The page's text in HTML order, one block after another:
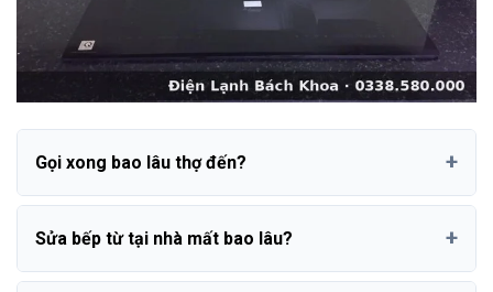
Gọi xong bao lâu thợ đến?
Sửa bếp từ tại nhà mất bao lâu?